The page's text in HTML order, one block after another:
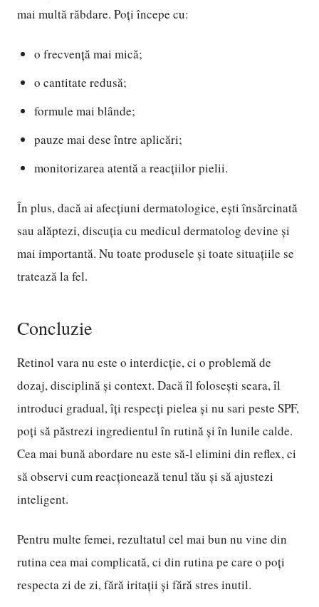
mai multă răbdare. Poți începe cu:
o frecvență mai mică;
o cantitate redusă;
formule mai blânde;
pauze mai dese între aplicări;
monitorizarea atentă a reacțiilor pielii.
În plus, dacă ai afecțiuni dermatologice, ești însărcinată
sau alăptezi, discuția cu medicul dermatolog devine și
mai importantă. Nu toate produsele și toate situațiile se
tratează la fel.
Concluzie
Retinol vara nu este o interdicție, ci o problemă de
dozaj, disciplină și context. Dacă îl folosești seara, îl
introduci gradual, îți respecți pielea și nu sari peste SPF,
poți să păstrezi ingredientul în rutină și în lunile calde.
Cea mai bună abordare nu este să-l elimini din reflex, ci
să observi cum reacționează tenul tău și să ajustezi
inteligent.
Pentru multe femei, rezultatul cel mai bun nu vine din
rutina cea mai complicată, ci din rutina pe care o poți
respecta zi de zi, fără iritații și fără stres inutil.